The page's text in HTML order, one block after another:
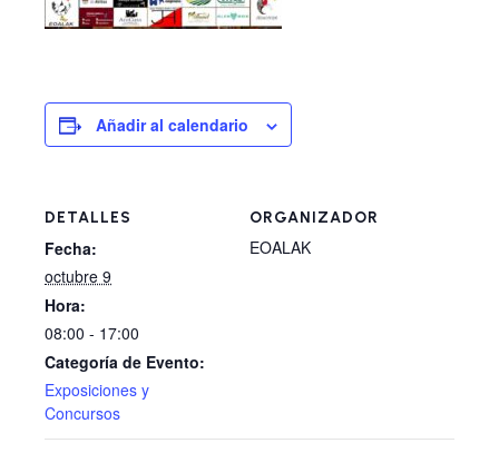
Añadir al calendario
DETALLES
Fecha:
octubre 9
Hora:
08:00 - 17:00
Categoría de Evento:
Exposiciones y
Concursos
ORGANIZADOR
EOALAK